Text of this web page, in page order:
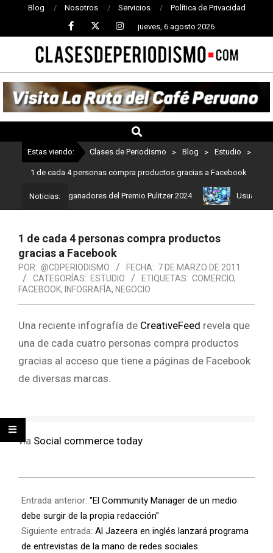
Blog Nosotros Servicios Política de Privacidad
jueves, 6 agosto 2026
CLASES
DE
PERIODISMO
Estas viendo: Clases de Periodismo > Blog > Estudio >
1 de cada 4 personas compra productos gracias a Facebook
Noticias:
Estos son los ganadores del Premio Pulitzer 2024 Usuarios de
1 de cada 4 personas compra productos
gracias a Facebook
POR: @CDPERIODISMO FECHA: 7 DE MARZO DE 2011
CATEGORÍAS: ESTUDIO ETIQUETAS: COMERCIO,
FACEBOOK, INFOGRAFÍA, NEGOCIO
Una reciente infografía de CreativeFeed revela que
una de cada cuatro personas compra productos
gracias al acceso que tiene a páginas de Facebook
de diversas marcas.
vía Social commerce today
Entrada anterior: "El Community Manager de un medio
debe surgir de la propia redacción"
Siguiente entrada: Al Jazeera en inglés lanzará programa
de entrevistas de la mano de redes sociales